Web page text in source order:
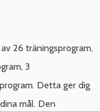
26 träningsprogram,
3
Detta ger dig
mål. Den